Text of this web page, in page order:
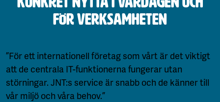
för verksamheten
”För ett internationell företag som vårt är det viktigt
att de centrala IT-funktionerna fungerar utan
störningar. JNT:s service är snabb och de känner till
vår miljö och våra behov.”